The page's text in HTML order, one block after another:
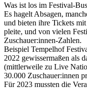
Was ist los im Festival-
Es hagelt Absagen,
und bieten ihre Tickets
pleite, und von vielen
Zuschauer:innen-Zahlen.
Beispiel Tempelhof
2022 gewissermaßen als
(mittlerweile zu Live
30.000 Zuschauer:innen
Für 2023 mussten die